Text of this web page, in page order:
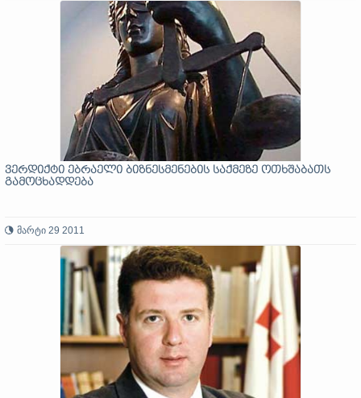
ვერდიქტი ებრაელი ბიზნესმენების საქმეზე ოთხშაბათს
გამოცხადდება
მარტი 29 2011